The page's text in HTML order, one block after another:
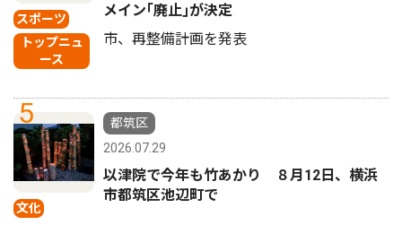
スポーツ
トップニュ
ース
メイン｢廃止｣が決定
市、再整備計画を発表
5
文化
都筑区
2026.07.29
以津院で今年も竹あかり ８月12日、横浜
市都筑区池辺町で